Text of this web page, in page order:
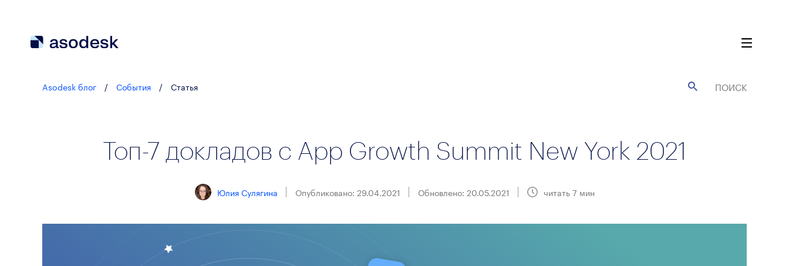
Asodesk блог / События / Статья
Топ-7 докладов с App Growth Summit New York 2021
Юлия Сулягина Опубликовано: 29.04.2021 Обновлено: 20.05.2021 читать 7 мин